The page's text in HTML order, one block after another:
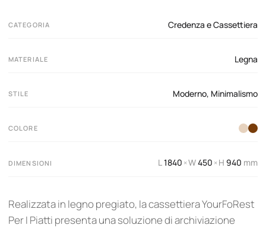
CATEGORIA Credenza e Cassettiera
MATERIALE Legna
STILE Moderno, Minimalismo
COLORE
DIMENSIONI L1840 ×W450 ×H 940 mm
Realizzata in legno pregiato, la cassettiera YourFoRest
Per I Piatti presenta una soluzione di archiviazione